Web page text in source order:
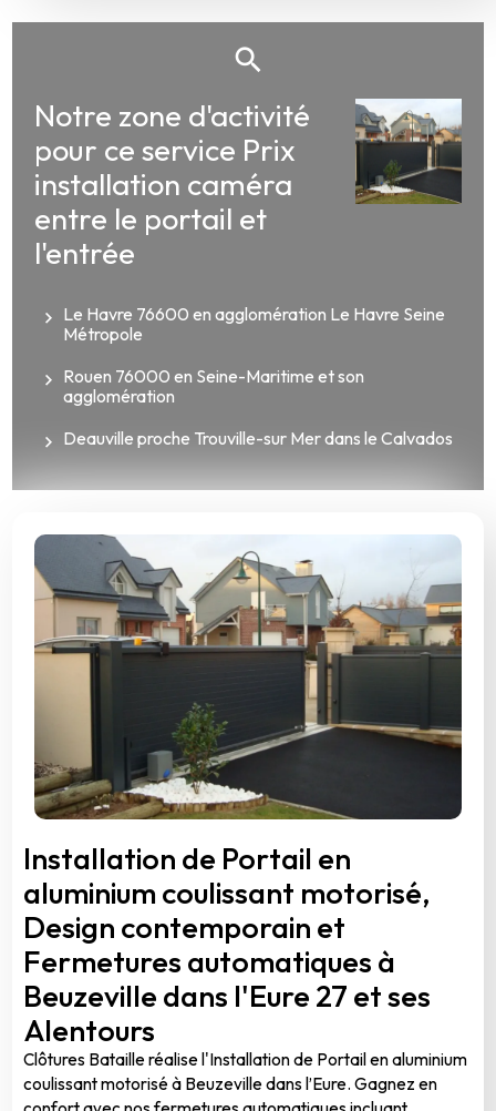
Notre zone d'activité
pour ce service Prix
installation caméra
entre le portail et
l'entrée
Le Havre 76600 en agglomération Le Havre Seine
Métropole
Rouen 76000 en Seine-Maritime et son
agglomération
Deauville proche Trouville-sur Mer dans le Calvados
Installation de Portail en
aluminium coulissant motorisé,
Design contemporain et
Fermetures automatiques à
Beuzeville dans l'Eure 27 et ses
Alentours
Clôtures Bataille réalise l'Installation de Portail en aluminium
coulissant motorisé à Beuzeville dans l’Eure. Gagnez en